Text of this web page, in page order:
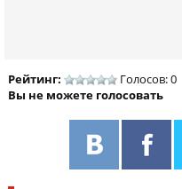
Рейтинг:
Голосов: 0
Вы не можете голосовать